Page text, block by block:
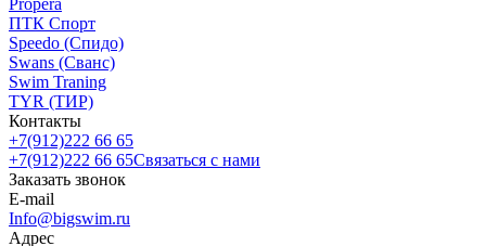
ПТК Спорт
Speedo (Спидо)
Swans (Сванс)
Swim Traning
TYR (ТИР)
Контакты
+7(912)222 66 65
+7(912)222 66 65Связаться с нами
Заказать звонок
E-mail
Info@bigswim.ru
Адрес